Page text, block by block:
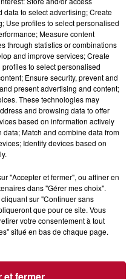
Voir plus
CRÉATION S'EXPOSE
visites au pas de charge
to select advertising; Create
Use profiles to select personalised
Measure content
through statistics or combinations
and improve services; Create
to select personalised
Ensure security, prevent and
present advertising and content;
These technologies may
and browsing data to offer
based on information actively
Match and combine data from
Identify devices based on
"Accepter et fermer", ou affiner en
dans "Gérer mes choix".
sur "Continuer sans
que pour ce site. Vous
votre consentement à tout
situé en bas de chaque page.
et fermer